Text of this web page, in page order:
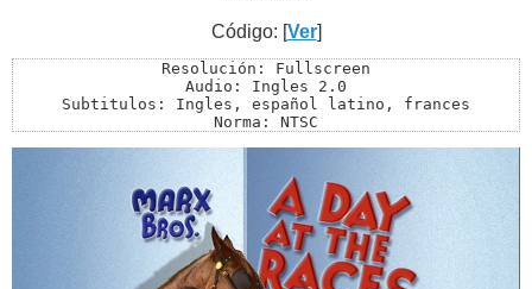
Código: [Ver]
Resolución: Fullscreen
Audio: Ingles 2.0
Subtitulos: Ingles, español latino, frances
Norma: NTSC
Tamano en total: 6.63 gb ISO
Winrar: Nº de partes: 14 partes de 451 mb + 1 de
Archivo de Comprobacion SFV: 1 de 2.01 kb
Zona: Libre